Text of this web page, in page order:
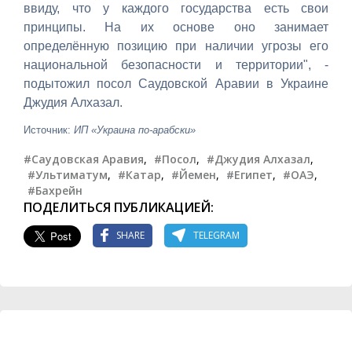
ввиду, что у каждого государства есть свои
принципы. На их основе оно занимает
определённую позицию при наличии угрозы его
национальной безопасности и территории", -
подытожил посол Саудовской Аравии в Украине
Джудия Алхазал.
Источник: ИП «Украина по-арабски»
#Саудовская Аравия, #Посол, #Джудия Алхазал,
#Ультиматум, #Катар, #Йемен, #Египет, #ОАЭ,
#Бахрейн
ПОДЕЛИТЬСЯ ПУБЛИКАЦИЕЙ:
SHARE TELEGRAM